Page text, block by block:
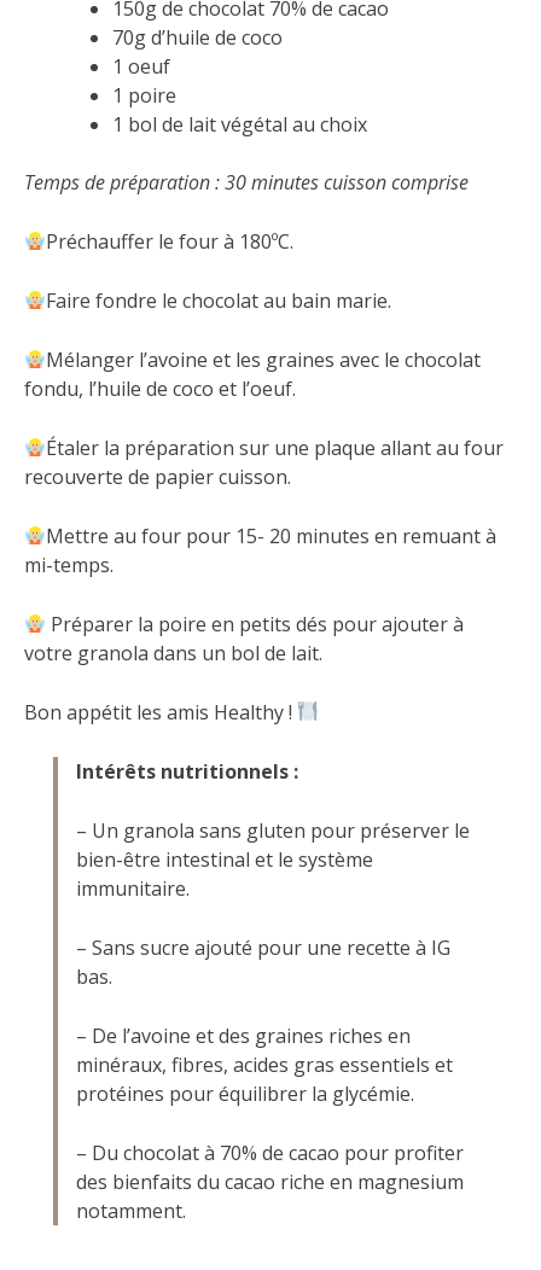
150g de chocolat 70% de cacao
70g d’huile de coco
1 oeuf
1 poire
1 bol de lait végétal au choix
Temps de préparation : 30 minutes cuisson comprise
Préchauffer le four à 180ºC.
Faire fondre le chocolat au bain marie.
Mélanger l’avoine et les graines avec le chocolat
fondu, l’huile de coco et l’oeuf.
Étaler la préparation sur une plaque allant au four
recouverte de papier cuisson.
Mettre au four pour 15- 20 minutes en remuant à
mi-temps.
Préparer la poire en petits dés pour ajouter à
votre granola dans un bol de lait.
Bon appétit les amis Healthy !
Intérêts nutritionnels :
– Un granola sans gluten pour préserver le
bien-être intestinal et le système
immunitaire.
– Sans sucre ajouté pour une recette à IG
bas.
– De l’avoine et des graines riches en
minéraux, fibres, acides gras essentiels et
protéines pour équilibrer la glycémie.
– Du chocolat à 70% de cacao pour profiter
des bienfaits du cacao riche en magnesium
notamment.